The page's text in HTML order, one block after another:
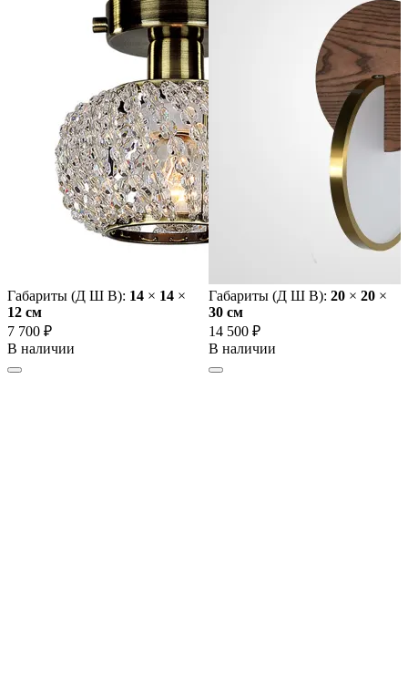
Габариты (Д Ш В): 14 × 14 ×
12 cм
7 700 ₽
В наличии
Габариты (Д Ш В): 20 × 20 ×
30 cм
14 500 ₽
В наличии